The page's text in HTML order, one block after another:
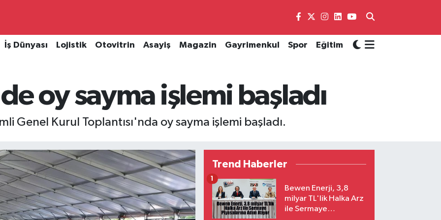
İş Dünyası Lojistik Otovitrin Asayiş Magazin Gayrimenkul Spor Eğitim
oy sayma işlemi başladı
Genel Kurul Toplantısı'nda oy sayma işlemi başladı.
Trend Haberler
Bewen Enerji, 3,8
milyar TL'lik Halka Arz
ile Sermaye
1